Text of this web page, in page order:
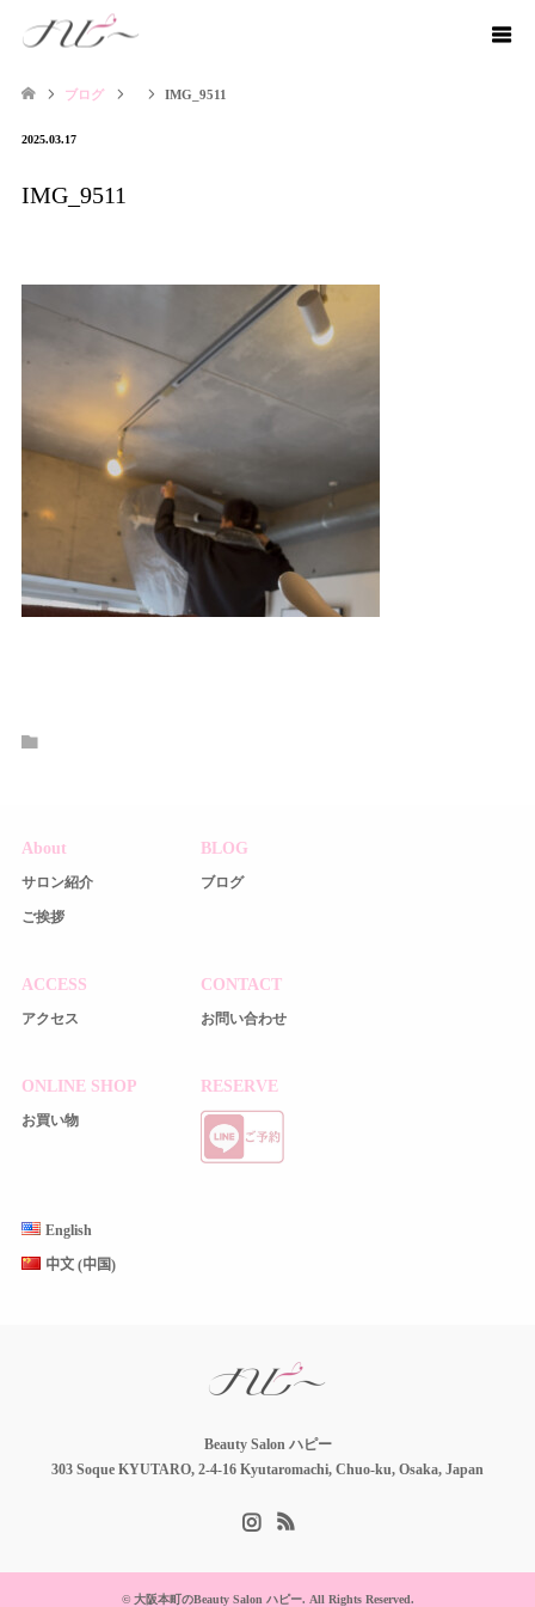
ブログ IMG_9511
2025.03.17
IMG_9511
About
サロン紹介
ご挨拶
BLOG
ブログ
ACCESS
アクセス
CONTACT
お問い合わせ
ONLINE SHOP
お買い物
RESERVE
English
中文 (中国)
Beauty Salon ハピー
303 Soque KYUTARO, 2-4-16 Kyutaromachi, Chuo-ku, Osaka, Japan
© 大阪本町のBeauty Salon ハピー. All Rights Reserved.